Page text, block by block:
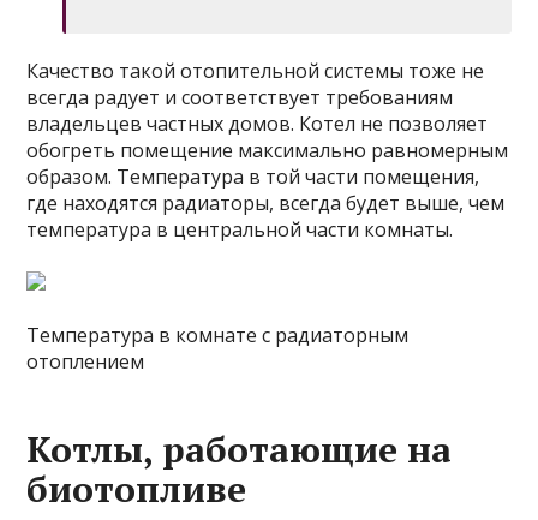
Качество такой отопительной системы тоже не
всегда радует и соответствует требованиям
владельцев частных домов. Котел не позволяет
обогреть помещение максимально равномерным
образом. Температура в той части помещения,
где находятся радиаторы, всегда будет выше, чем
температура в центральной части комнаты.
Температура в комнате с радиаторным
отоплением
Котлы, работающие на
биотопливе